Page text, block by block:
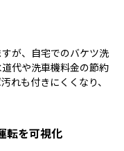
が、自宅でのバケツ洗
代や洗車機料金の節約
れも付きにくくなり、
転を可視化